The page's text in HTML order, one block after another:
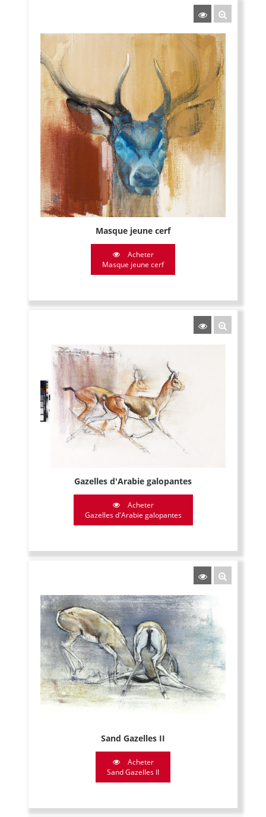
Masque jeune cerf
Acheter
Masque jeune cerf
Gazelles d'Arabie galopantes
Acheter
Gazelles d'Arabie galopantes
Sand Gazelles II
Acheter
Sand Gazelles II